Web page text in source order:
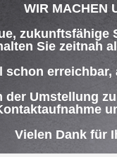
Sie zeitnah
schon erreichbar,
Umstellung
Kontaktaufnahme
Vielen Dank für
Ihr